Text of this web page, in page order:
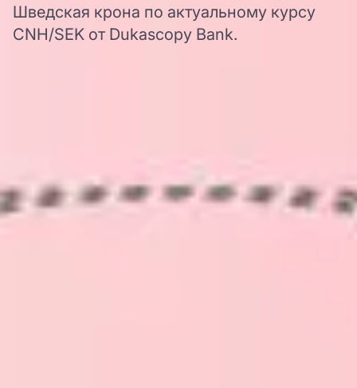
Шведская крона по актуальному курсу
CNH/SEK от Dukascopy Bank.